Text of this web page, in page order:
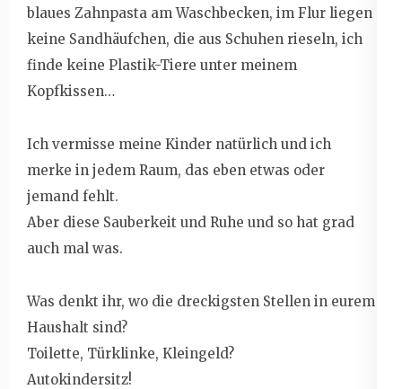
blaues Zahnpasta am Waschbecken, im Flur liegen
keine Sandhäufchen, die aus Schuhen rieseln, ich
finde keine Plastik-Tiere unter meinem
Kopfkissen…
Ich vermisse meine Kinder natürlich und ich
merke in jedem Raum, das eben etwas oder
jemand fehlt.
Aber diese Sauberkeit und Ruhe und so hat grad
auch mal was.
Was denkt ihr, wo die dreckigsten Stellen in eurem
Haushalt sind?
Toilette, Türklinke, Kleingeld?
Autokindersitz!